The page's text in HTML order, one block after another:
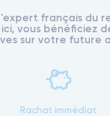
français du
vous bénéficiez
sur votre future
Rachat immédiat